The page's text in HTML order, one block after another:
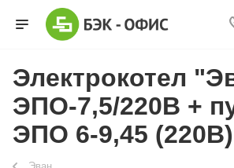
Электрокотел
ЭПО-7,5/220В +
ЭПО 6-9,45 (220В)